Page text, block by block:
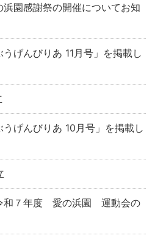
の開催についてお知
げんびりあ 11月号」を掲載し
げんびりあ 10月号」を掲載し
和７年度 愛の浜園 運動会の